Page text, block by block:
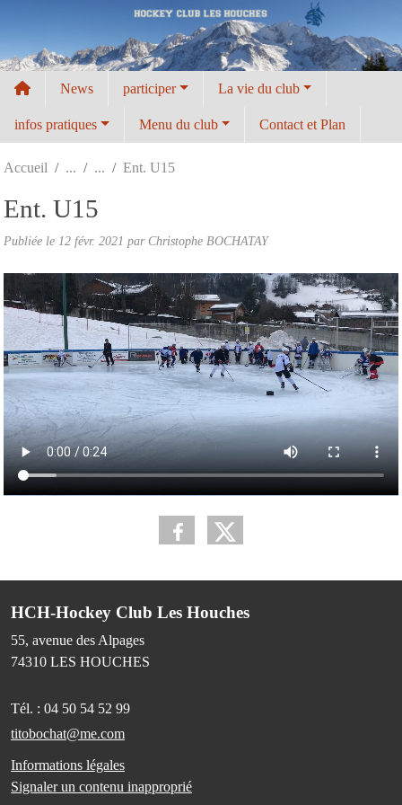
News participer La vie du club
infos pratiques Menu du club Contact et Plan
Accueil Ent. U15
Ent. U15
Publiée le 12 févr. 2021 par Christophe BOCHATAY
HCH-Hockey Club Les Houches
55, avenue des Alpages
74310 LES HOUCHES
Tél. : 04 50 54 52 99
titobochat@me.com
Informations légales
Signaler un contenu inapproprié
Panneau de gestion des cookies